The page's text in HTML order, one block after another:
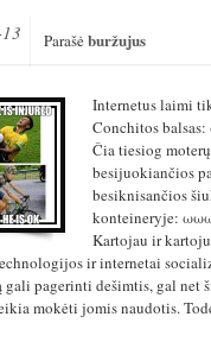
Parašėburžujus
Internetus laimi
Conchitos
Čia tiesiog
besijuokiančios
besiknisančios
konteineryje:
Kartojau ir
ir internetai
gali pagerinti dešimtis, gal net
mokėti jomis naudotis.